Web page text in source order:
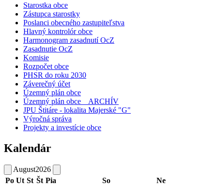
Starostka obce
Zástupca starostky
Poslanci obecného zastupiteľstva
Hlavný kontrolór obce
Harmonogram zasadnutí OcZ
Zasadnutie OcZ
Komisie
Rozpočet obce
PHSR do roku 2030
Záverečný účet
Územný plán obce
Územný plán obce _ ARCHÍV
JPU Štitáre - lokalita Majerské "G"
Výročná správa
Projekty a investície obce
Kalendár
August2026
Po Ut St Št Pia So Ne